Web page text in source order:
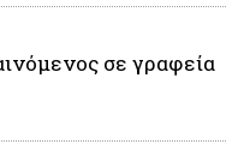
σε γραφεία